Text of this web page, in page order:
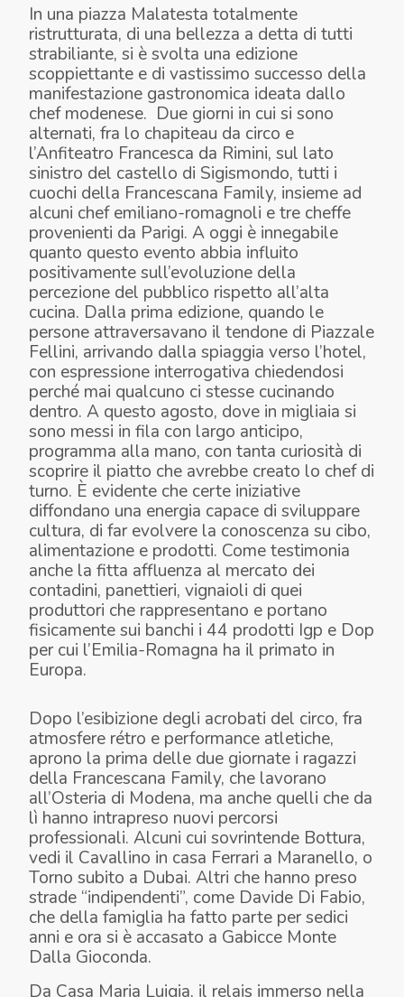
In una piazza Malatesta totalmente
ristrutturata, di una bellezza a detta di tutti
strabiliante, si è svolta una edizione
scoppiettante e di vastissimo successo della
manifestazione gastronomica ideata dallo
chef modenese. Due giorni in cui si sono
alternati, fra lo chapiteau da circo e
l’Anfiteatro Francesca da Rimini, sul lato
sinistro del castello di Sigismondo, tutti i
cuochi della Francescana Family, insieme ad
alcuni chef emiliano-romagnoli e tre cheffe
provenienti da Parigi. A oggi è innegabile
quanto questo evento abbia influito
positivamente sull’evoluzione della
percezione del pubblico rispetto all’alta
cucina. Dalla prima edizione, quando le
persone attraversavano il tendone di Piazzale
Fellini, arrivando dalla spiaggia verso l’hotel,
con espressione interrogativa chiedendosi
perché mai qualcuno ci stesse cucinando
dentro. A questo agosto, dove in migliaia si
sono messi in fila con largo anticipo,
programma alla mano, con tanta curiosità di
scoprire il piatto che avrebbe creato lo chef di
turno. È evidente che certe iniziative
diffondano una energia capace di sviluppare
cultura, di far evolvere la conoscenza su cibo,
alimentazione e prodotti. Come testimonia
anche la fitta affluenza al mercato dei
contadini, panettieri, vignaioli di quei
produttori che rappresentano e portano
fisicamente sui banchi i 44 prodotti Igp e Dop
per cui l’Emilia-Romagna ha il primato in
Europa.
Dopo l’esibizione degli acrobati del circo, fra
atmosfere rétro e performance atletiche,
aprono la prima delle due giornate i ragazzi
della Francescana Family, che lavorano
all’Osteria di Modena, ma anche quelli che da
lì hanno intrapreso nuovi percorsi
professionali. Alcuni cui sovrintende Bottura,
vedi il Cavallino in casa Ferrari a Maranello, o
Torno subito a Dubai. Altri che hanno preso
strade “indipendenti”, come Davide Di Fabio,
che della famiglia ha fatto parte per sedici
anni e ora si è accasato a Gabicce Monte
Dalla Gioconda.
Da Casa Maria Luigia, il relais immerso nella